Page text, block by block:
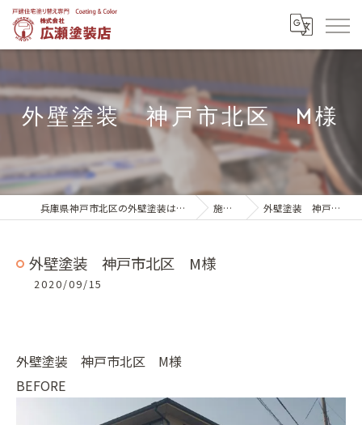
外壁塗装 神戸市北区 M様
兵庫県神戸市北区の外壁塗装は株式会社広瀬塗装店 施工実績 外壁塗装 神戸市北区 M様
外壁塗装 神戸市北区 M様
2020/09/15
外壁塗装 神戸市北区 M様
BEFORE